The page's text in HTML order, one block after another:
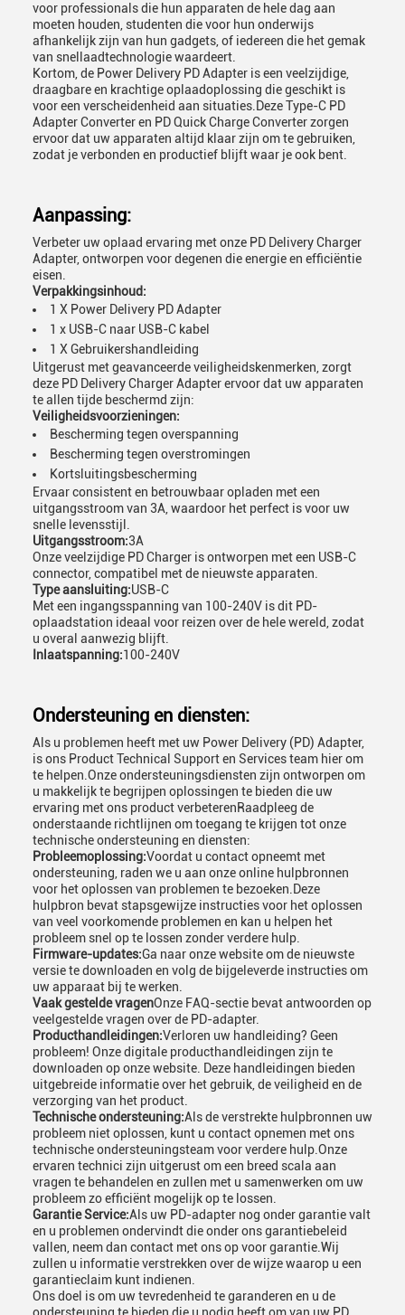
voor professionals die hun apparaten de hele dag aan
moeten houden, studenten die voor hun onderwijs
afhankelijk zijn van hun gadgets, of iedereen die het gemak
van snellaadtechnologie waardeert.
Kortom, de Power Delivery PD Adapter is een veelzijdige,
draagbare en krachtige oplaadoplossing die geschikt is
voor een verscheidenheid aan situaties.Deze Type-C PD
Adapter Converter en PD Quick Charge Converter zorgen
ervoor dat uw apparaten altijd klaar zijn om te gebruiken,
zodat je verbonden en productief blijft waar je ook bent.
Aanpassing:
Verbeter uw oplaad ervaring met onze PD Delivery Charger
Adapter, ontworpen voor degenen die energie en efficiëntie
eisen.
Verpakkingsinhoud:
1 X Power Delivery PD Adapter
1 x USB-C naar USB-C kabel
1 X Gebruikershandleiding
Uitgerust met geavanceerde veiligheidskenmerken, zorgt
deze PD Delivery Charger Adapter ervoor dat uw apparaten
te allen tijde beschermd zijn:
Veiligheidsvoorzieningen:
Bescherming tegen overspanning
Bescherming tegen overstromingen
Kortsluitingsbescherming
Ervaar consistent en betrouwbaar opladen met een
uitgangsstroom van 3A, waardoor het perfect is voor uw
snelle levensstijl.
Uitgangsstroom:3A
Onze veelzijdige PD Charger is ontworpen met een USB-C
connector, compatibel met de nieuwste apparaten.
Type aansluiting:USB-C
Met een ingangsspanning van 100-240V is dit PD-
oplaadstation ideaal voor reizen over de hele wereld, zodat
u overal aanwezig blijft.
Inlaatspanning:100-240V
Ondersteuning en diensten:
Als u problemen heeft met uw Power Delivery (PD) Adapter,
is ons Product Technical Support en Services team hier om
te helpen.Onze ondersteuningsdiensten zijn ontworpen om
u makkelijk te begrijpen oplossingen te bieden die uw
ervaring met ons product verbeterenRaadpleeg de
onderstaande richtlijnen om toegang te krijgen tot onze
technische ondersteuning en diensten:
Probleemoplossing:Voordat u contact opneemt met
ondersteuning, raden we u aan onze online hulpbronnen
voor het oplossen van problemen te bezoeken.Deze
hulpbron bevat stapsgewijze instructies voor het oplossen
van veel voorkomende problemen en kan u helpen het
probleem snel op te lossen zonder verdere hulp.
Firmware-updates:Ga naar onze website om de nieuwste
versie te downloaden en volg de bijgeleverde instructies om
uw apparaat bij te werken.
Vaak gestelde vragenOnze FAQ-sectie bevat antwoorden op
veelgestelde vragen over de PD-adapter.
Producthandleidingen:Verloren uw handleiding? Geen
probleem! Onze digitale producthandleidingen zijn te
downloaden op onze website. Deze handleidingen bieden
uitgebreide informatie over het gebruik, de veiligheid en de
verzorging van het product.
Technische ondersteuning:Als de verstrekte hulpbronnen uw
probleem niet oplossen, kunt u contact opnemen met ons
technische ondersteuningsteam voor verdere hulp.Onze
ervaren technici zijn uitgerust om een breed scala aan
vragen te behandelen en zullen met u samenwerken om uw
probleem zo efficiënt mogelijk op te lossen.
Garantie Service:Als uw PD-adapter nog onder garantie valt
en u problemen ondervindt die onder ons garantiebeleid
vallen, neem dan contact met ons op voor garantie.Wij
zullen u informatie verstrekken over de wijze waarop u een
garantieclaim kunt indienen.
Ons doel is om uw tevredenheid te garanderen en u de